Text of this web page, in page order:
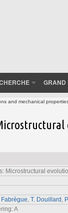
GRAND
and mechanical
Microstructural
Fabrègue T. Douillard
A